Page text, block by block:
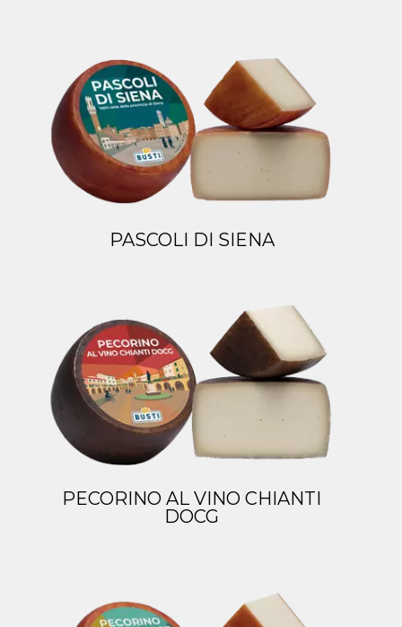
PASCOLI DI SIENA
PECORINO AL VINO CHIANTI
DOCG